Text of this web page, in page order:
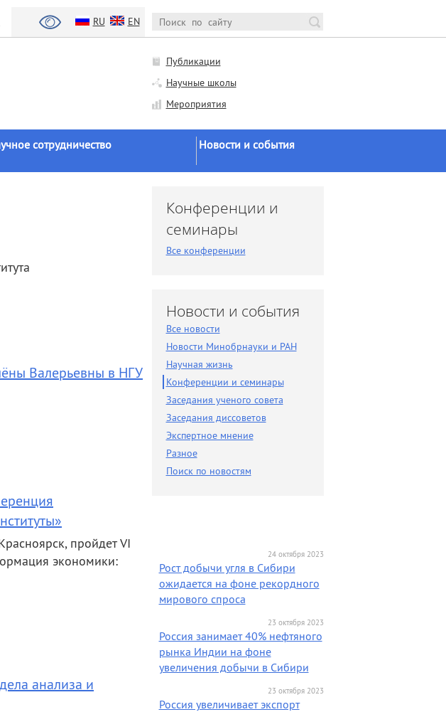
RU EN
Публикации
Научные школы
Мероприятия
сотрудничество Новости и события
Научная жизнь
Конференции и семинары
Экспертное мнение
Разное
Поиск по новостям
Валерьевны в НГУ
пройдет VI
экономики:
анализа и
Конференции и
семинары
Все конференции
Новости и события
Все новости
Новости Минобрнауки и РАН
Научная жизнь
Конференции и семинары
Заседания ученого совета
Заседания диссоветов
Экспертное мнение
Разное
Поиск по новостям
24 октября 2023
Рост добычи угля в Сибири
ожидается на фоне рекордного
мирового спроса
23 октября 2023
Россия занимает 40% нефтяного
рынка Индии на фоне
увеличения добычи в Сибири
23 октября 2023
Россия увеличивает экспорт